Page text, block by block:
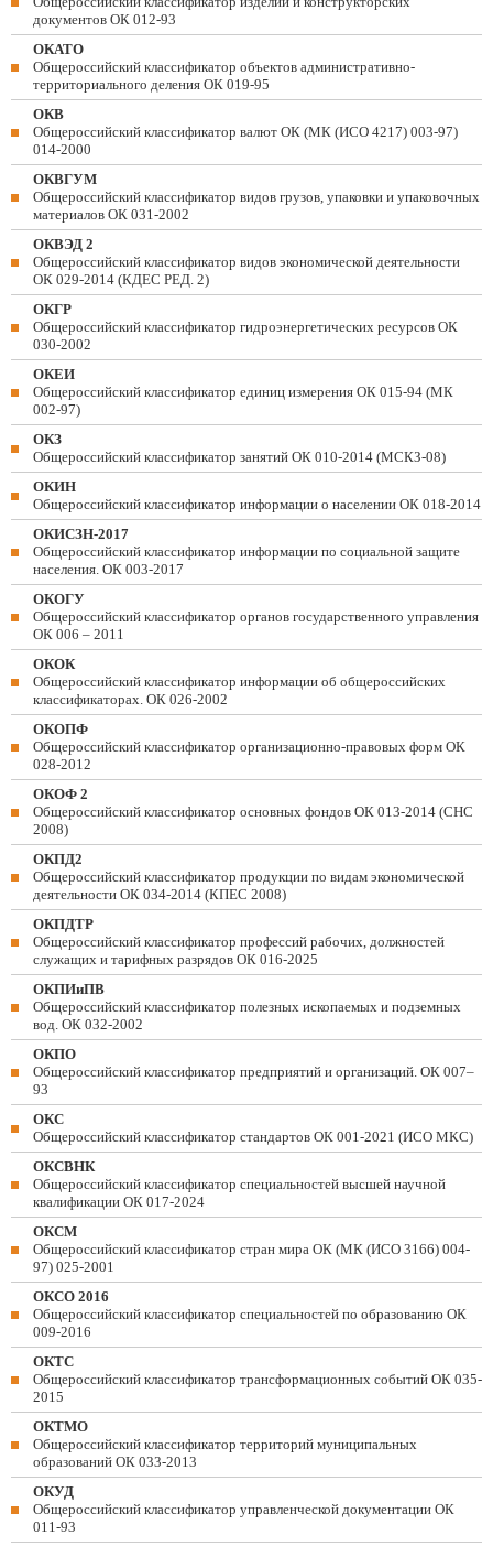
документов ОК 012-93
ОКАТО
Общероссийский классификатор объектов административно-
территориального деления ОК 019-95
ОКВ
Общероссийский классификатор валют ОК (МК (ИСО 4217) 003-97)
014-2000
ОКВГУМ
Общероссийский классификатор видов грузов, упаковки и упаковочных
материалов ОК 031-2002
ОКВЭД 2
Общероссийский классификатор видов экономической деятельности
ОК 029-2014 (КДЕС РЕД. 2)
ОКГР
Общероссийский классификатор гидроэнергетических ресурсов ОК
030-2002
ОКЕИ
Общероссийский классификатор единиц измерения ОК 015-94 (МК
002-97)
ОКЗ
Общероссийский классификатор занятий ОК 010-2014 (МСКЗ-08)
ОКИН
Общероссийский классификатор информации о населении ОК 018-2014
ОКИСЗН-2017
Общероссийский классификатор информации по социальной защите
населения. ОК 003-2017
ОКОГУ
Общероссийский классификатор органов государственного управления
ОК 006 – 2011
ОКОК
Общероссийский классификатор информации об общероссийских
классификаторах. ОК 026-2002
ОКОПФ
Общероссийский классификатор организационно-правовых форм ОК
028-2012
ОКОФ 2
Общероссийский классификатор основных фондов ОК 013-2014 (СНС
2008)
ОКПД2
Общероссийский классификатор продукции по видам экономической
деятельности ОК 034-2014 (КПЕС 2008)
ОКПДТР
Общероссийский классификатор профессий рабочих, должностей
служащих и тарифных разрядов ОК 016-2025
ОКПИиПВ
Общероссийский классификатор полезных ископаемых и подземных
вод. ОК 032-2002
ОКПО
Общероссийский классификатор предприятий и организаций. ОК 007–
93
ОКС
Общероссийский классификатор стандартов ОК 001-2021 (ИСО МКС)
ОКСВНК
Общероссийский классификатор специальностей высшей научной
квалификации ОК 017-2024
ОКСМ
Общероссийский классификатор стран мира ОК (МК (ИСО 3166) 004-
97) 025-2001
ОКСО 2016
Общероссийский классификатор специальностей по образованию ОК
009-2016
ОКТС
Общероссийский классификатор трансформационных событий ОК 035-
2015
ОКТМО
Общероссийский классификатор территорий муниципальных
образований ОК 033-2013
ОКУД
Общероссийский классификатор управленческой документации ОК
011-93